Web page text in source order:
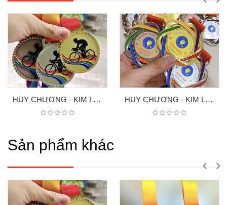
HUY CHƯƠNG - KIM LOAI XE ĐẠP HUY CHƯƠNG - KIM LOẠI
Sản phẩm khác